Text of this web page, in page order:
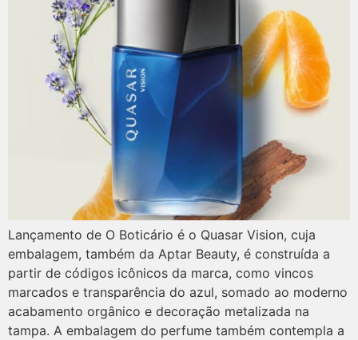
Lançamento de O Boticário é o Quasar Vision, cuja
embalagem, também da Aptar Beauty, é construída a
partir de códigos icônicos da marca, como vincos
marcados e transparência do azul, somado ao moderno
acabamento orgânico e decoração metalizada na
tampa. A embalagem do perfume também contempla a